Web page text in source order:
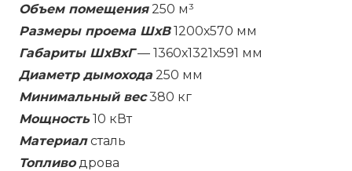
Объем помещения250 м³
Размеры проема ШхВ1200х570 мм
Габариты ШхВхГ— 1360х1321х591 мм
Диаметр дымохода 250 мм
Минимальный вес380 кг
Мощность 10 кВт
Материал сталь
Топливодрова